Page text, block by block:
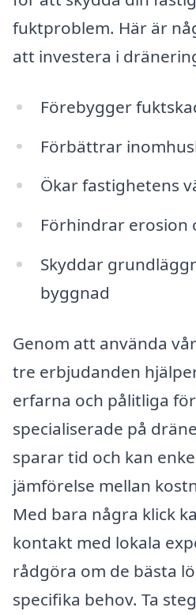
fuktproblem. Här är
att investera i
Förebygger
Förbättrar
Ökar fastighetens
Förhindrar erosion
Skyddar
byggnad
Genom att använda
tre erbjudanden
erfarna och pålitliga
specialiserade på
sparar tid och kan
jämförelse mellan
Med bara några klick
kontakt med lokala
rådgöra om de bästa
specifika behov. Ta